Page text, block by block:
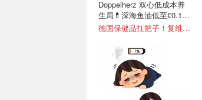
Doppelherz 双心低成本养
生局💊深海鱼油低至€0.19/
天
德国保健品扛把子！复维片€4.4收